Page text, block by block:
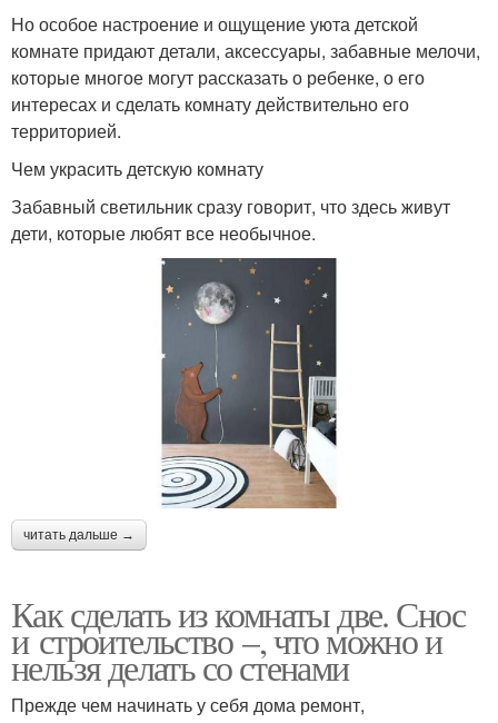
Но особое настроение и ощущение уюта детской
комнате придают детали, аксессуары, забавные мелочи,
которые многое могут рассказать о ребенке, о его
интересах и сделать комнату действительно его
территорией.
Чем украсить детскую комнату
Забавный светильник сразу говорит, что здесь живут
дети, которые любят все необычное.
читать дальше →
Как сделать из комнаты две. Снос
и строительство –, что можно и
нельзя делать со стенами
Прежде чем начинать у себя дома ремонт,